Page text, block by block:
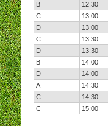
B
12.30
C
13:00
D
13:00
C
13:30
D
13:30
B
14:00
D
14:00
A
14:30
C
14:30
C
15:00